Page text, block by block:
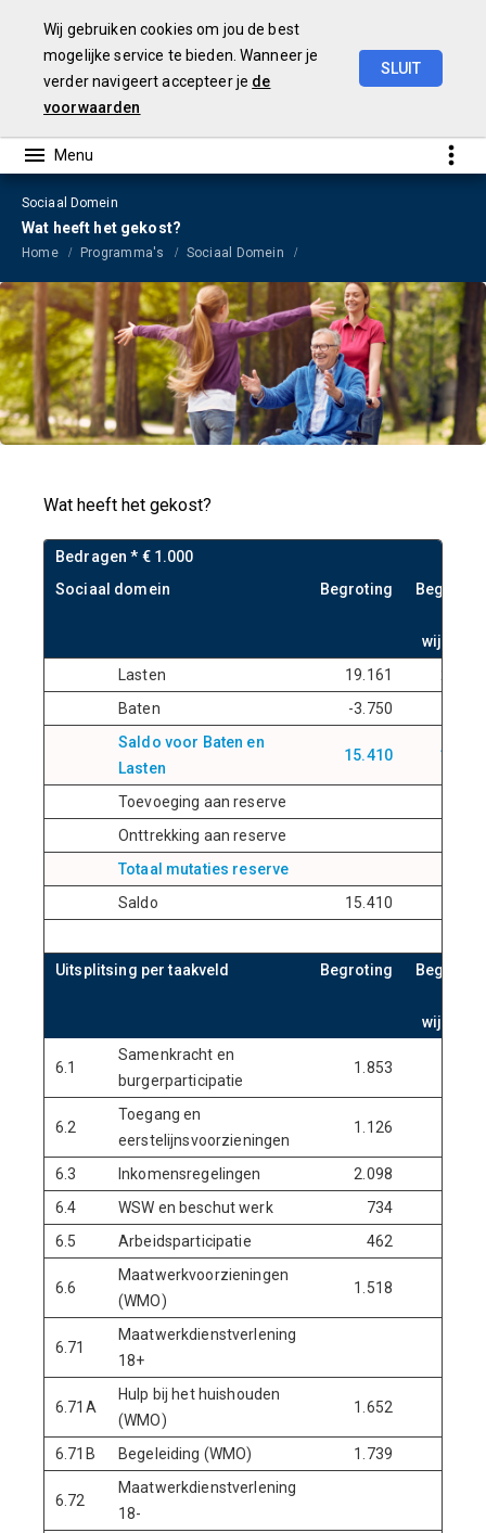
Wij gebruiken cookies om jou de best
mogelijke service te bieden. Wanneer je
verder navigeert accepteer je de
voorwaarden
SLUIT
Sociaal Domein
Wat heeft het gekost?
Home Programma's
Sociaal Domein
Wat heeft het gekost?
Wat heeft het gekost?
Bedragen * € 1.000
Sociaal domein
Begroting
Lasten
19.161
Baten
-3.750
Saldo voor Baten en
Lasten
15.410
Toevoeging aan reserve
Onttrekking aan reserve
Totaal mutaties reserve
Saldo
15.410
Uitsplitsing per taakveld
Begroting
6.1
Samenkracht en
burgerparticipatie
1.853
6.2
Toegang en
eerstelijnsvoorzieningen
1.126
6.3 Inkomensregelingen 2.098
6.4
WSW en beschut werk 734
6.5
Arbeidsparticipatie 462
6.6
Maatwerkvoorzieningen
(WMO)
1.518
6.71
Maatwerkdienstverlening
18+
6.71A
Hulp bij het huishouden
(WMO)
1.652
6.71B Begeleiding (WMO) 1.739
6.72
Maatwerkdienstverlening
18-